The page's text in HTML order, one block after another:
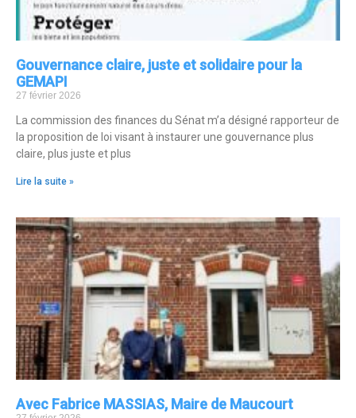
Gouvernance claire, juste et solidaire pour la
GEMAPI
27 février 2026
La commission des finances du Sénat m’a désigné rapporteur de
la proposition de loi visant à instaurer une gouvernance plus
claire, plus juste et plus
Lire la suite »
Avec Fabrice MASSIAS, Maire de Maucourt